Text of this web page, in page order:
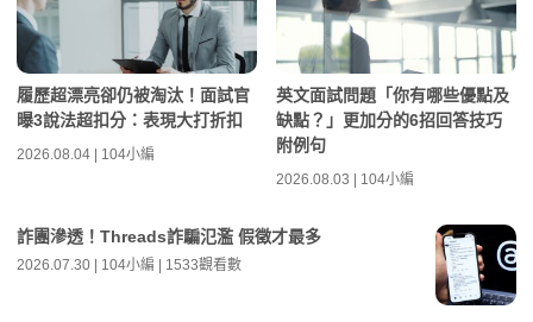
履歷超漂亮卻仍被淘汰！面試官
曝3說法超扣分：表現大打折扣
2026.08.04 | 104小編
英文面試問題「你有哪些優點及
缺點？」更加分的6招回答技巧
附例句
2026.08.03 | 104小編
詐團滲透！Threads詐騙氾濫 假徵才最多
2026.07.30 | 104小編 | 1533觀看數